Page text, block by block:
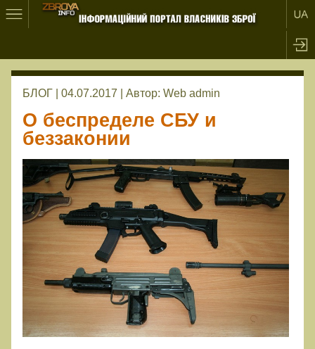
БЛОГ | 04.07.2017 | Автор: Web admin
О беспределе СБУ и
беззаконии